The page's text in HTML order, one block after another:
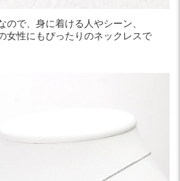
ので、身に着ける人やシーン、
女性にもぴったりのネックレスで